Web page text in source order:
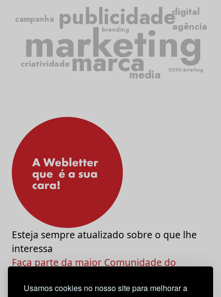
Usamos cookies no nosso site para melhorar a
marketing
publicidade
marca
criatividade
campanha
media
agência
digital
2050.briefing
branding
Esteja sempre atualizado sobre o que lhe
interessa
Faça parte da maior Comunidade do